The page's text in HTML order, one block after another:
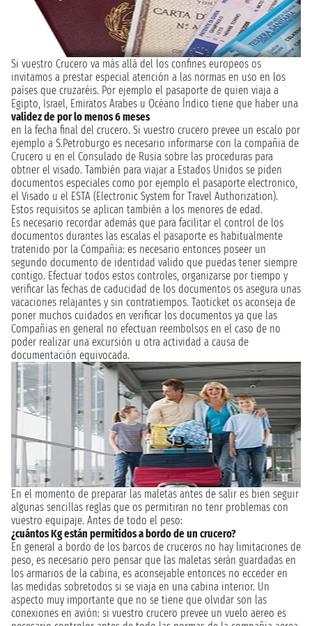
Si vuestro Crucero va más allá del los confines europeos os
invitamos a prestar especial atención a las normas en uso en los
países que cruzaréis. Por ejemplo el pasaporte de quien viaja a
Egipto, Israel, Emiratos Arabes u Océano Índico tiene que haber una
validez de por lo menos 6 meses
en la fecha final del crucero. Si vuestro crucero prevee un escalo por
ejemplo a S.Petroburgo es necesario informarse con la compañia de
Crucero u en el Consulado de Rusia sobre las proceduras para
obtner el visado. También para viajar a Estados Unidos se piden
documentos especiales como por ejemplo el pasaporte electronico,
el Visado u el ESTA (Electronic System for Travel Authorization).
Estos requisitos se aplican también a los menores de edad.
Es necesario recordar además que para facilitar el control de los
documentos durantes las escalas el pasaporte es habitualmente
tratenido por la Compañia: es necesario entonces poseer un
segundo documento de identidad valido que puedas tener siempre
contigo. Efectuar todos estos controles, organizarse por tiempo y
verificar las fechas de caducidad de los documentos os asegura unas
vacaciones relajantes y sin contratiempos. Taoticket os aconseja de
poner muchos cuidados en verificar los documentos ya que las
Compañias en general no efectuan reembolsos en el caso de no
poder realizar una excursión u otra actividad a causa de
documentación equivocada.
En el momento de preparar las maletas antes de salir es bien seguir
algunas sencillas reglas que os permitiran no tenr problemas con
vuestro equipaje. Antes de todo el peso:
¿cuántos Kg están permitidos a bordo de un crucero?
En general a bordo de los barcos de cruceros no hay limitaciones de
peso, es necesario pero pensar que las maletas serán guardadas en
los armarios de la cabina, es aconsejable entonces no ecceder en
las medidas sobretodos si se viaja en una cabina interior. Un
aspecto muy importante que no se tiene que olvidar son las
conexiones en avión: si vuestro crucero prevee un vuelo aereo es